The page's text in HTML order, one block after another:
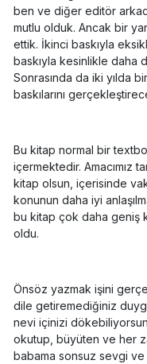
ben ve diğer editör
mutlu olduk. Ancak bir
ettik. İkinci baskıyla
baskıyla kesinlikle daha
Sonrasında da iki yılda
baskılarını
Bu kitap normal bir
içermektedir. Amacımız
kitap olsun, içerisinde
konunun daha iyi
bu kitap çok daha geniş
oldu.
Önsöz yazmak işini
dile getiremediğiniz
nevi içinizi
okutup, büyüten ve her
babama sonsuz sevgi